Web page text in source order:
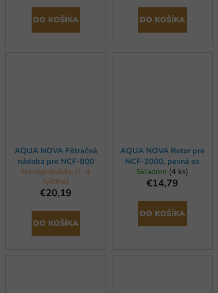
DO KOŠÍKA DO KOŠÍKA
AQUA NOVA Filtračná
nádoba pre NCF-800
Na objednávku (1-4
týždne)
€20,19
DO KOŠÍKA
AQUA NOVA Rotor pre
NCF-2000, pevná os
Skladom (4 ks)
€14,79
DO KOŠÍKA